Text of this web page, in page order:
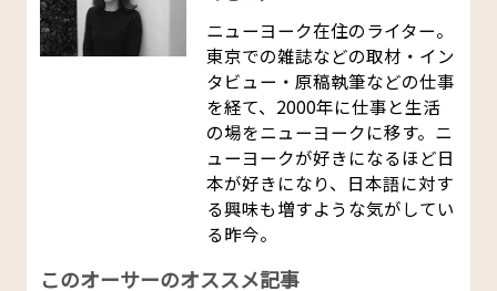
ニューヨーク在住のライター。
東京での雑誌などの取材・イン
タビュー・原稿執筆などの仕事
を経て、2000年に仕事と生活
の場をニューヨークに移す。ニ
ューヨークが好きになるほど日
本が好きになり、日本語に対す
る興味も増すような気がしてい
る昨今。
このオーサーのオススメ記事